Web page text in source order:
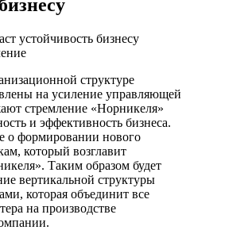
структуре
на усиление управляющей
стремление «Норникеля»
и эффективность бизнеса.
о формировании нового
который возглавит
Таким образом будет
вертикальной структуры
которая объединит все
на производстве